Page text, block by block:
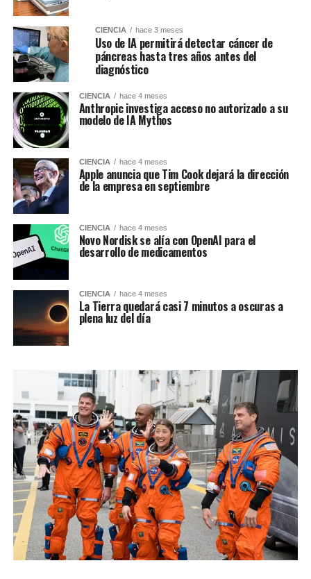
CIENCIA hace 3 meses
Uso de IA permitirá detectar cáncer de
páncreas hasta tres años antes del
diagnóstico
CIENCIA hace 4 meses
Anthropic investiga acceso no autorizado a su
modelo de IA Mythos
CIENCIA hace 4 meses
Apple anuncia que Tim Cook dejará la dirección
de la empresa en septiembre
CIENCIA hace 4 meses
Novo Nordisk se alía con OpenAI para el
desarrollo de medicamentos
CIENCIA hace 4 meses
La Tierra quedará casi 7 minutos a oscuras a
plena luz del día